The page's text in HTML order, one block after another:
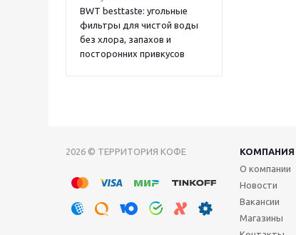
BWT besttaste: угольные
фильтры для чистой воды
без хлора, запахов и
посторонних привкусов
2026 © ТЕРРИТОРИЯ КОФЕ КОМПАНИЯ
О компании
Новости
Вакансии
Магазины